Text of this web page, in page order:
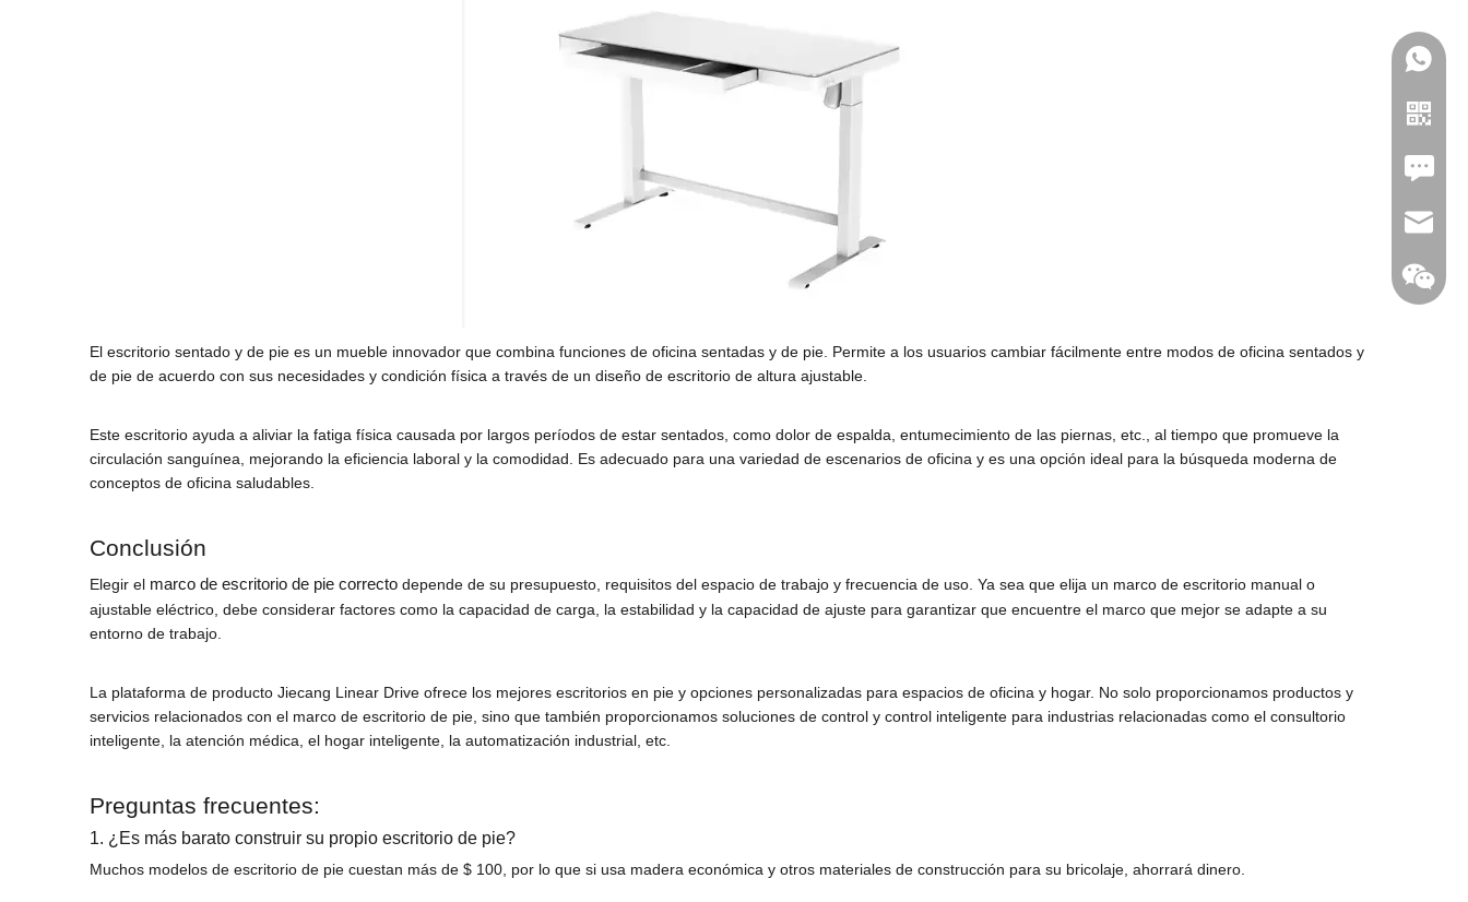
El escritorio sentado y de pie es un mueble innovador que combina funciones de oficina sentadas y de pie. Permite a los usuarios cambiar fácilmente entre modos de oficina sentados y
de pie de acuerdo con sus necesidades y condición física a través de un diseño de escritorio de altura ajustable.
Este escritorio ayuda a aliviar la fatiga física causada por largos períodos de estar sentados, como dolor de espalda, entumecimiento de las piernas, etc., al tiempo que promueve la
circulación sanguínea, mejorando la eficiencia laboral y la comodidad. Es adecuado para una variedad de escenarios de oficina y es una opción ideal para la búsqueda moderna de
conceptos de oficina saludables.
Conclusión
Elegir el marco de escritorio de pie correcto depende de su presupuesto, requisitos del espacio de trabajo y frecuencia de uso. Ya sea que elija un marco de escritorio manual o
ajustable eléctrico, debe considerar factores como la capacidad de carga, la estabilidad y la capacidad de ajuste para garantizar que encuentre el marco que mejor se adapte a su
entorno de trabajo.
La plataforma de producto Jiecang Linear Drive ofrece los mejores escritorios en pie y opciones personalizadas para espacios de oficina y hogar. No solo proporcionamos productos y
servicios relacionados con el marco de escritorio de pie, sino que también proporcionamos soluciones de control y control inteligente para industrias relacionadas como el consultorio
inteligente, la atención médica, el hogar inteligente, la automatización industrial, etc.
Preguntas frecuentes:
1. ¿Es más barato construir su propio escritorio de pie?
Muchos modelos de escritorio de pie cuestan más de $ 100, por lo que si usa madera económica y otros materiales de construcción para su bricolaje, ahorrará dinero.
Leave